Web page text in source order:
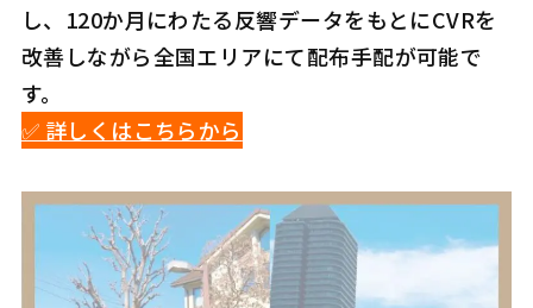
し、120か月にわたる反響データをもとにCVRを
改善しながら全国エリアにて配布手配が可能で
す。
✅️ 詳しくはこちらから